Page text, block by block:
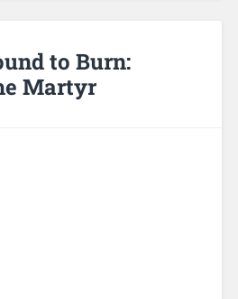
to Burn:
Martyr